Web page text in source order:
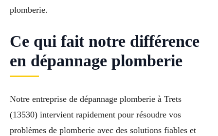
plomberie.
Ce qui fait notre différence
en dépannage plomberie
Notre entreprise de dépannage plomberie à Trets
(13530) intervient rapidement pour résoudre vos
problèmes de plomberie avec des solutions fiables et